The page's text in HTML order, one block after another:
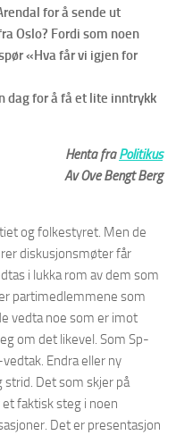
for å sende ut
Oslo? Fordi som noen
«Hva får vi igjen for
dag for å få et lite inntrykk
Henta fraPolitikus
Av Ove Bengt Berg
og folkestyret. Men de
diskusjonsmøter får
i lukka rom av dem som
partimedlemmene som
vedta noe som er imot
om det likevel. Som Sp-
Endra eller ny
Det som skjer på
faktisk steg i noen
Det er presentasjon